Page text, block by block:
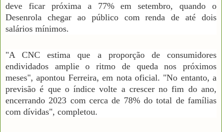
deve ficar próxima a 77% em setembro, quando o
Desenrola chegar ao público com renda de até dois
salários mínimos.
"A CNC estima que a proporção de consumidores
endividados amplie o ritmo de queda nos próximos
meses", apontou Ferreira, em nota oficial. "No entanto, a
previsão é que o índice volte a crescer no fim do ano,
encerrando 2023 com cerca de 78% do total de famílias
com dívidas", completou.